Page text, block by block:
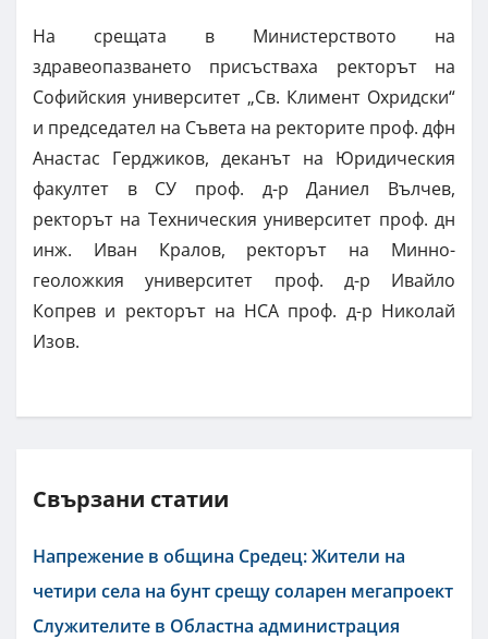
На срещата в Министерството на
здравеопазването присъстваха ректорът на
Софийския университет „Св. Климент Охридски“
и председател на Съвета на ректорите проф. дфн
Анастас Герджиков, деканът на Юридическия
факултет в СУ проф. д-р Даниел Вълчев,
ректорът на Техническия университет проф. дн
инж. Иван Кралов, ректорът на Минно-
геоложкия университет проф. д-р Ивайло
Копрев и ректорът на НСА проф. д-р Николай
Изов.
Свързани статии
Напрежение в община Средец: Жители на
четири села на бунт срещу соларен мегапроект
Служителите в Областна администрация